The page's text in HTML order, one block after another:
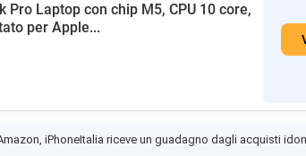
Pro Laptop con chip M5, CPU 10 core,
per Apple...
iPhoneItalia riceve un guadagno dagli acquisti